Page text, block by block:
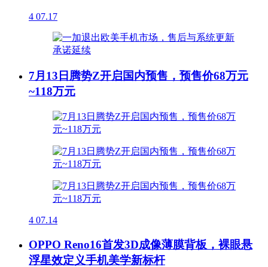
4 07.17
7月13日腾势Z开启国内预售，预售价68万元
~118万元
4 07.14
OPPO Reno16首发3D成像薄膜背板，裸眼悬
浮星效定义手机美学新标杆